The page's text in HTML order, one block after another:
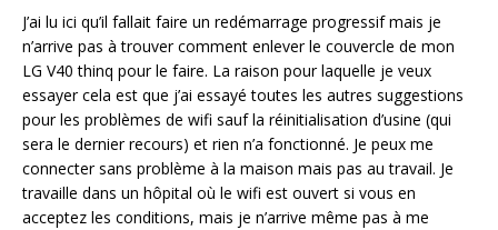
J’ai lu ici qu’il fallait faire un redémarrage progressif mais je
n’arrive pas à trouver comment enlever le couvercle de mon
LG V40 thinq pour le faire. La raison pour laquelle je veux
essayer cela est que j’ai essayé toutes les autres suggestions
pour les problèmes de wifi sauf la réinitialisation d’usine (qui
sera le dernier recours) et rien n’a fonctionné. Je peux me
connecter sans problème à la maison mais pas au travail. Je
travaille dans un hôpital où le wifi est ouvert si vous en
acceptez les conditions, mais je n’arrive même pas à me